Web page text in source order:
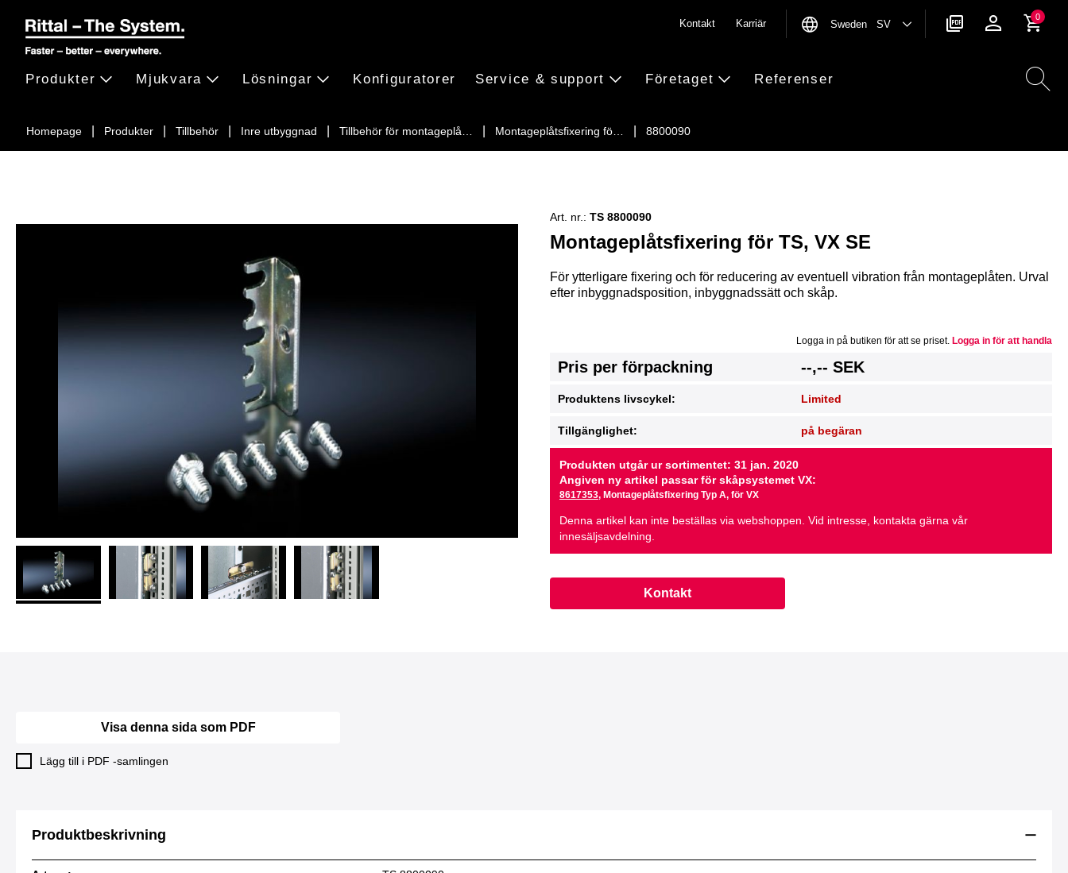
Homepage Produkter Tillbehör Inre utbyggnad Tillbehör för montageplå… Montageplåtsfixering fö… 8800090
Produkter Mjukvara Lösningar Konfiguratorer Service & support Företaget Referenser
Kontakt Karriär Sweden SV
0
Montageplåtsfixering för TS, VX SE
Art. nr.: TS 8800090
För ytterligare fixering och för reducering av eventuell vibration från montageplåten. Urval
efter inbyggnadsposition, inbyggnadssätt och skåp.
Logga in på butiken för att se priset. Logga in för att handla
Pris per förpackning --,-- SEK
Produktens livscykel: Limited
Tillgänglighet: på begäran
Produkten utgår ur sortimentet: 31 jan. 2020
Angiven ny artikel passar för skåpsystemet VX:
8617353, Montageplåtsfixering Typ A, för VX
Denna artikel kan inte beställas via webshoppen. Vid intresse, kontakta gärna vår
innesäljsavdelning.
Kontakt
Visa denna sida som PDF
Lägg till i PDF -samlingen
Produktbeskrivning